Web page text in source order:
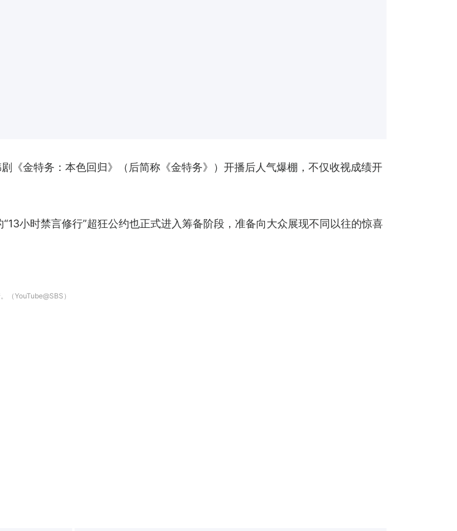
《金特务：本色回归》（后简称《金特务》）开播后人气爆棚，不仅收视成绩开
小时禁言修行”超狂公约也正式进入筹备阶段，准备向大众展现不同以往的惊喜
（YouTube@SBS）